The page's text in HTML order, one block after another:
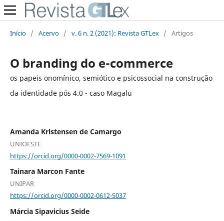
Início / Acervo / v. 6 n. 2 (2021): Revista GTLex / Artigos
O branding do e-commerce
os papeis onomínico, semiótico e psicossocial na construção
da identidade pós 4.0 - caso Magalu
Amanda Kristensen de Camargo
UNIOESTE
https://orcid.org/0000-0002-7569-1091
Tainara Marcon Fante
UNIPAR
https://orcid.org/0000-0002-0612-5037
Márcia Sipavicius Seide